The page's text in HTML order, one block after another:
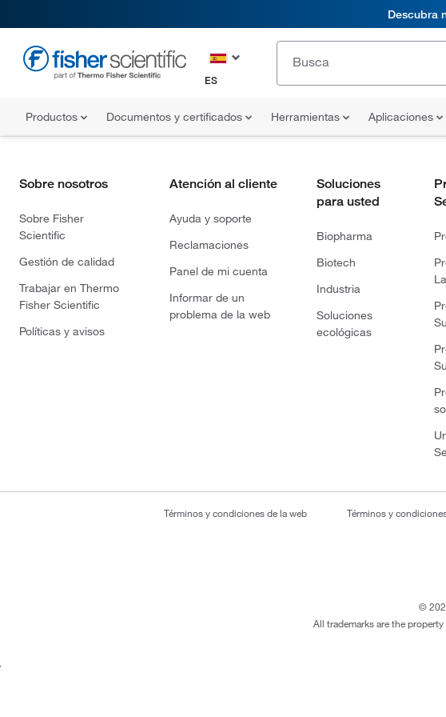
Descubra
ES
Productos Documentos y certificados Herramientas Aplicaciones
Sobre nosotros
Sobre Fisher
Scientific
Gestión de calidad
Trabajar en Thermo
Fisher Scientific
Políticas y avisos
Atención al cliente
Ayuda y soporte
Reclamaciones
Panel de mi cuenta
Informar de un
problema de la web
Soluciones
para usted
Biopharma
Biotech
Industria
Soluciones
ecológicas
Términos y condiciones de la web Términos y
©
All trademarks are the